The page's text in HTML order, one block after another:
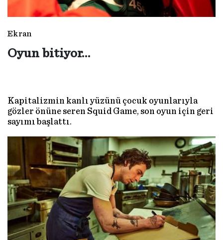
Ekran
Oyun bitiyor…
Kapitalizmin kanlı yüzünü çocuk oyunlarıyla
gözler önüne seren Squid Game, son oyun için geri
sayımı başlattı.